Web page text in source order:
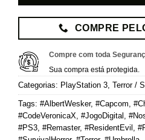
COMPRE
Compre com toda
Sua compra está protegida.
Categorias: PlayStation 3 Terror /
Tags: #AlbertWesker, #Capcom
#CodeVeronicaX #JogoDigital
#PS3 #Remaster, #ResidentEvil